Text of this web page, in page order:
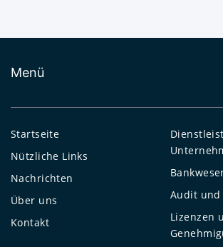
Menü
Startseite
Nützliche Links
Nachrichten
Über uns
Kontakt
Audit und
Lizenzen